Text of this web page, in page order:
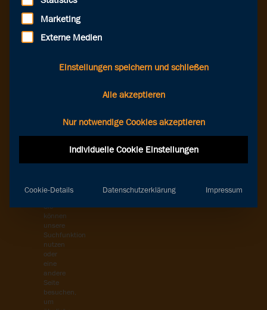
suchen,
konnte
leider
nicht
empfehlen
einmal
versuchen.
Sie
können
unsere
Suchfunktion
nutzen
oder
eine
andere
Seite
besuchen,
um
Marketing
Externe Medien
Einstellungen speichern und schließen
Alle akzeptieren
Nur notwendige Cookies akzeptieren
Individuelle Cookie Einstellungen
Cookie-Details Datenschutzerklärung Impressum